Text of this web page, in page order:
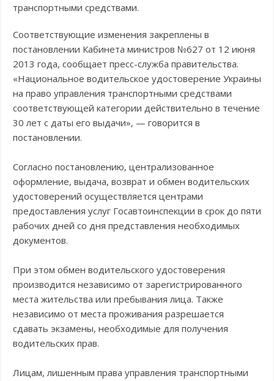
транспортными средствами.
Соответствующие изменения закреплены в
постановлении Кабинета министров №627 от 12 июня
2013 года, сообщает пресс-служба правительства.
«Национальное водительское удостоверение Украины
на право управления транспортными средствами
соответствующей категории действительно в течение
30 лет с даты его выдачи», — говорится в
постановлении.
Согласно постановлению, централизованное
оформление, выдача, возврат и обмен водительских
удостоверений осуществляется центрами
предоставления услуг Госавтоинспекции в срок до пяти
рабочих дней со дня представления необходимых
документов.
При этом обмен водительского удостоверения
производится независимо от зарегистрированного
места жительства или пребывания лица. Также
независимо от места проживания разрешается
сдавать экзамены, необходимые для получения
водительских прав.
Лицам, лишенным права управления транспортными